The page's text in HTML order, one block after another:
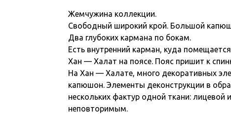
Жемчужина коллекции.
Свободный широкий крой. Большой
Два глубоких кармана по бокам.
Есть внутренний карман, куда
Хан — Халат на поясе. Пояс пришит к
На Хан — Халате, много декоративных
капюшон. Элементы деконструкции в
нескольких фактур одной ткани: лицевой
неповторимым.